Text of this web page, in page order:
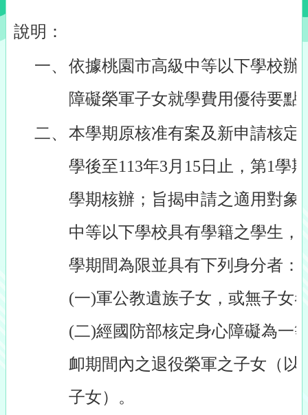
說明：
一、 依據桃園市高級中等以下學校辦
障礙榮軍子女就學費用優待要點
二、 本學期原核准有案及新申請核定
學後至113年3月15日止，第1學
學期核辦；旨揭申請之適用對象
中等以下學校具有學籍之學生，
學期間為限並具有下列身分者：
(一)軍公教遺族子女，或無子女
(二)經國防部核定身心障礙為一
卹期間內之退役榮軍之子女（以
子女）。